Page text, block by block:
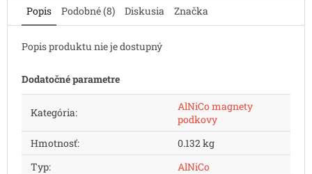
Popis Podobné (8) Diskusia Značka
Popis produktu nie je dostupný
Dodatočné parametre
Kategória:
AlNiCo magnety
podkovy
Hmotnosť:
0.132 kg
Typ:
AlNiCo